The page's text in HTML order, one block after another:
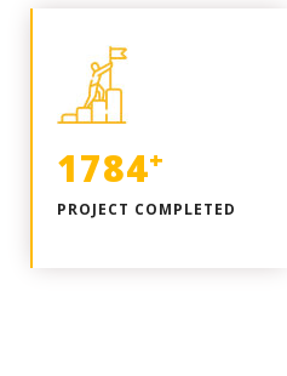
2027+
PROJECT COMPLETED